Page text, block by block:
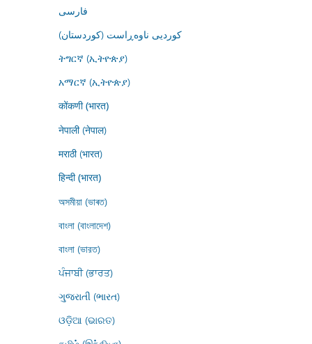
فارسى
کوردیی ناوەڕاست (کوردستان)
ትግርኛ (ኢትዮጵያ)
አማርኛ (ኢትዮጵያ)
कोंकणी (भारत)
नेपाली (नेपाल)
मराठी (भारत)
हिन्दी (भारत)
অসমীয়া (ভাৰত)
বাংলা (বাংলাদেশ)
বাংলা (ভারত)
ਪੰਜਾਬੀ (ਭਾਰਤ)
ગુજરાતી (ભારત)
ଓଡ଼ିଆ (ଭାରତ)